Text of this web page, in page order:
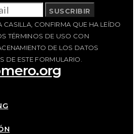
SUSCRIBIR
CASILLA, CONFIRMA QUE HA LEÍDO
TÉRMINOS DE USO CON
DE LOS DATOS
DE ESTE FORMULARIO.